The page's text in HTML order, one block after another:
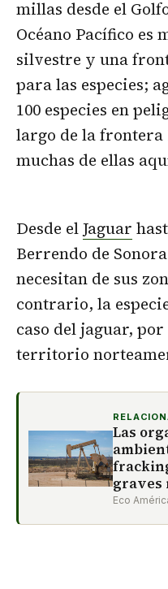
millas desde el
Océano Pacífico es
silvestre y una
para las especies;
100 especies en
largo de la frontera
muchas de ellas
Desde elJaguar
Berrendo de
necesitan de sus
contrario, la
caso del jaguar,
territorio
Las
graves
Eco